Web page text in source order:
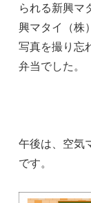
られる新興マ
興マタイ（株
写真を撮り忘
弁当でした。
午後は、空気
です。